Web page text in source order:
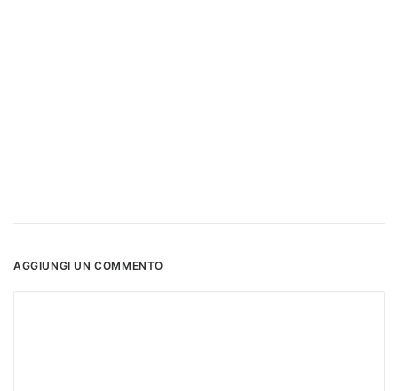
AGGIUNGI UN COMMENTO